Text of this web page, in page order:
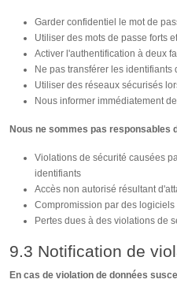
Garder confidentiel le mot de
Utiliser des mots de passe forts
Activer l'authentification à deux
Ne pas transférer les identifiants
Utiliser des réseaux sécurisés
Nous informer immédiatement
Nous ne sommes pas responsables
Violations de sécurité causées
identifiants
Accès non autorisé résultant
Compromission par des
Pertes dues à des violations de
9.3 Notification de
En cas de violation de données